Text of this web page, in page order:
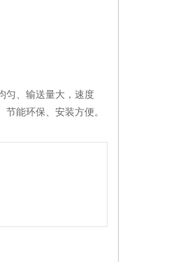
匀、输送量大，速度
能环保、安装方便。